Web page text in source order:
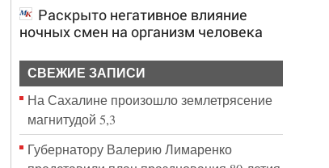
Раскрыто негативное влияние
ночных смен на организм человека
СВЕЖИЕ ЗАПИСИ
На Сахалине произошло землетрясение
магнитудой 5,3
Губернатору Валерию Лимаренко